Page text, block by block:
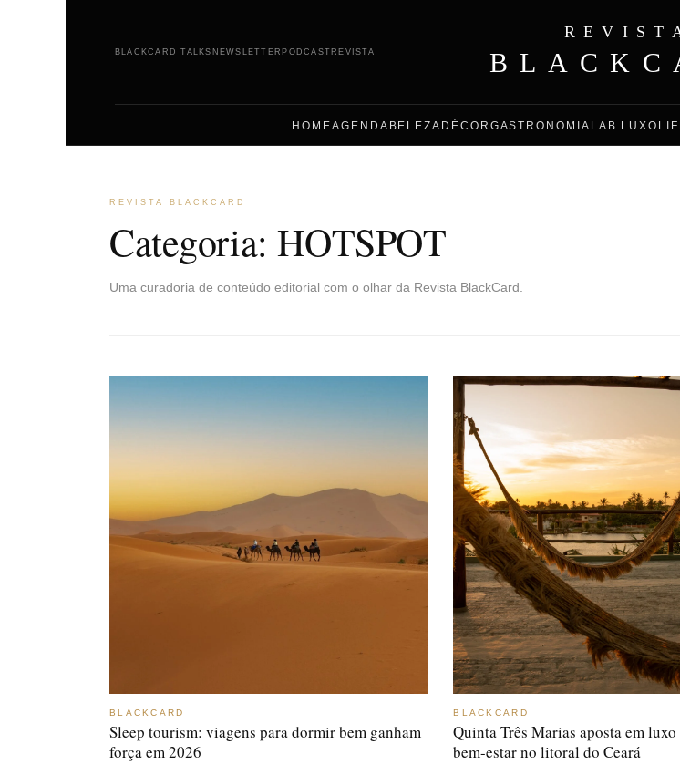
BLACKCARD TALKS NEWSLETTER PODCAST REVISTA
HOMEAGENDA BELEZA DÉCOR GASTRONOMIA LAB.LUXO
REVISTA BLACKCARD
Categoria:HOTSPOT
Uma curadoria de conteúdo editorial com o olhar da Revista BlackCard.
BLACKCARD
Sleep tourism: viagens para dormir bem ganham
força em 2026
BLACKCARD
Quinta Três Marias aposta em
bem-estar no litoral do Ceará